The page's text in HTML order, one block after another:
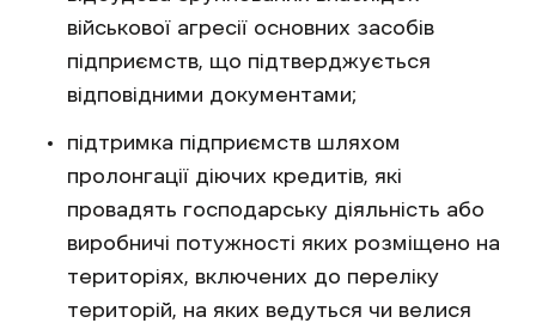
військової агресії основних засобів
підприємств, що підтверджується
відповідними документами;
підтримка підприємств шляхом
пролонгації діючих кредитів, які
провадять господарську діяльність або
виробничі потужності яких розміщено на
територіях, включених до переліку
територій, на яких ведуться чи велися